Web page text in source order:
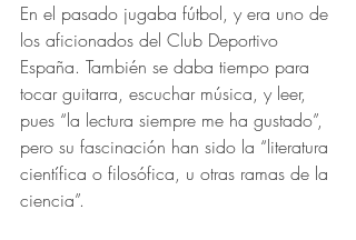
En el pasado jugaba fútbol, y era uno de
los aficionados del Club Deportivo
España. También se daba tiempo para
tocar guitarra, escuchar música, y leer,
pues “la lectura siempre me ha gustado”,
pero su fascinación han sido la “literatura
científica o filosófica, u otras ramas de la
ciencia”.